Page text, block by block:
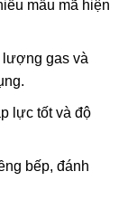
mẫu mã hiện
lượng gas và
lực tốt và độ
bếp, đánh